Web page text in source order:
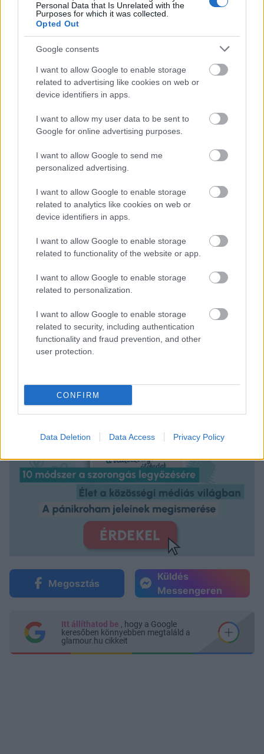
Personal Data that Is Unrelated with the
Purposes for which it was collected.
Opted Out
Google consents
I want to allow Google to enable storage
related to advertising like cookies on web or
device identifiers in apps.
I want to allow my user data to be sent to
Google for online advertising purposes.
I want to allow Google to send me
personalized advertising.
I want to allow Google to enable storage
related to analytics like cookies on web or
device identifiers in apps.
I want to allow Google to enable storage
related to functionality of the website or app.
I want to allow Google to enable storage
related to personalization.
I want to allow Google to enable storage
related to security, including authentication
functionality and fraud prevention, and other
user protection.
CONFIRM
Data Deletion Data Access Privacy Policy
előnyeit, hanem a minket megajándékozó fél
számára is lehetővé tesszük, hogy boldogságot
éljen át.
Vizsgáld meg, hogy a te életedben az adás vagy a
kapás van inkább túlsúlyban! A bőséghez mindkettő
kell, az energia csak úgy áramlik, ha az életünkben
ajándékozó szerepet felvenni és magadat
hátrahagyni, akkor gondold végig, hogy hogyan
tudnál ezen változtatni. A változás hullámaiban meg
fogod találni a helyes irányt. Legyél magadnak
hogy adni is csak akkor tudunk, ha van miből. Ne
csak odaadó légy, hanem befogadó is, engedd meg
magadnak mindkét szerepet! És ha még mindig
annyira csak ajándékozni szeretnél, akkor
ajándékozd meg magadat is!
Megosztás
Küldés
Messengeren
Itt állíthatod be , hogy a Google
keresőben könnyebben megtaláld a
glamour.hu cikkeit